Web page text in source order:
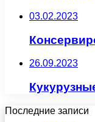
03.02.2023
26.09.2023
Последние записи